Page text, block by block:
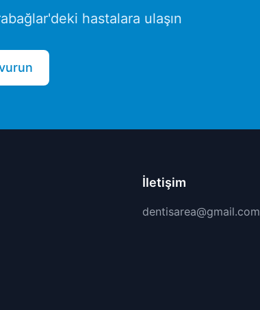
'deki hastalara ulaşın
İletişim
dentisarea@gmail.com